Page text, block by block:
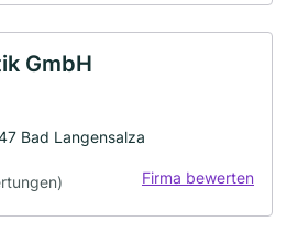
GmbH
Bad Langensalza
Firma bewerten